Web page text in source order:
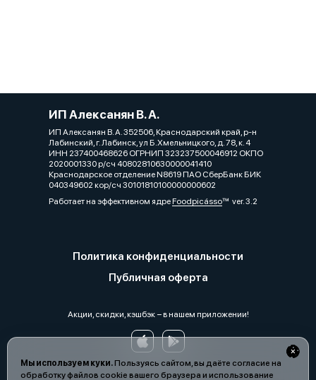
Мы используем куки.Пользуясь сайтом, вы даёте согласие на
обработку файлов cookie вашего браузера и использование
ИП Алексанян В. А.
ИП Алексанян В. А. 352506, Краснодарский край, р-н
Лабинский, г. Лабинск, ул Б.Хмельницкого, д. 78, к. 4
ИНН 237400468626 ОГРНИП 323237500046912 ОКПО
2020001330 р/сч 40802810630000041410
Краснодарское отделение N8619 ПАО СберБанк БИК
040349602 кор/сч 30101810100000000602
Работает на эффективном ядреFoodpicássover. 3.2
Политика конфиденциальности
Публичная оферта
Акции, скидки, кэшбэк − в нашем приложении!